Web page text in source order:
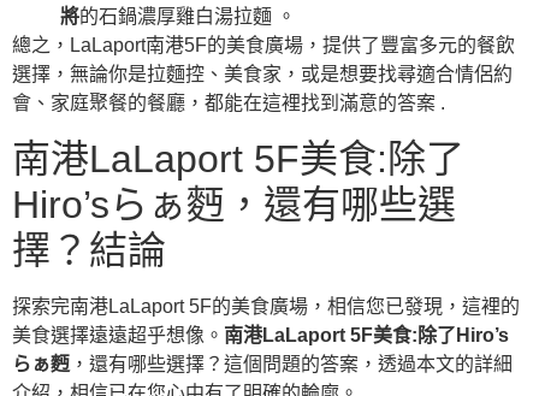
將的石鍋濃厚雞白湯拉麵 。
總之，LaLaport南港5F的美食廣場，提供了豐富多元的餐飲
選擇，無論你是拉麵控、美食家，或是想要找尋適合情侶約
會、家庭聚餐的餐廳，都能在這裡找到滿意的答案 .
南港LaLaport 5F美食:除了
Hiro’sらぁ麪，還有哪些選
擇？結論
探索完南港LaLaport 5F的美食廣場，相信您已發現，這裡的
美食選擇遠遠超乎想像。 南港LaLaport 5F美食:除了Hiro’s
らぁ麪 ，還有哪些選擇？這個問題的答案，透過本文的詳細